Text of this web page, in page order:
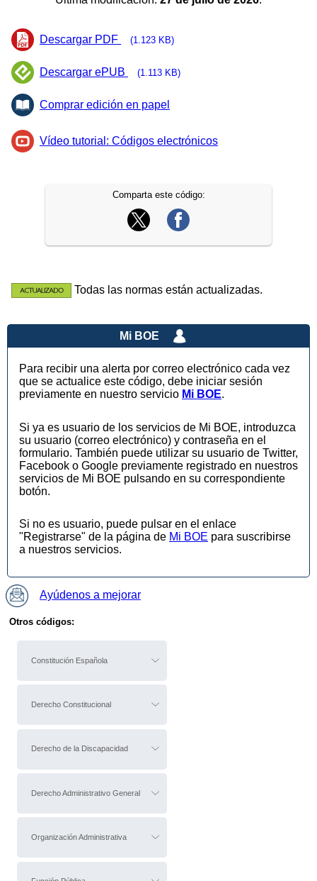
Otros códigos:
Constitución Española
Derecho Constitucional
Derecho de la Discapacidad
Derecho Administrativo General
Organización Administrativa
Descargar PDF (1.123 KB)
Descargar ePUB (1.113 KB)
Comprar edición en papel
Vídeo tutorial: Códigos electrónicos
Comparta este código:
Todas las normas están actualizadas.
Mi BOE
Para recibir una alerta por correo electrónico cada vez
que se actualice este código, debe iniciar sesión
previamente en nuestro servicio Mi BOE.
Si ya es usuario de los servicios de Mi BOE, introduzca
su usuario (correo electrónico) y contraseña en el
formulario. También puede utilizar su usuario de Twitter,
Facebook o Google previamente registrado en nuestros
servicios de Mi BOE pulsando en su correspondiente
botón.
Si no es usuario, puede pulsar en el enlace
"Registrarse" de la página de Mi BOE para suscribirse
a nuestros servicios.
Ayúdenos a mejorar